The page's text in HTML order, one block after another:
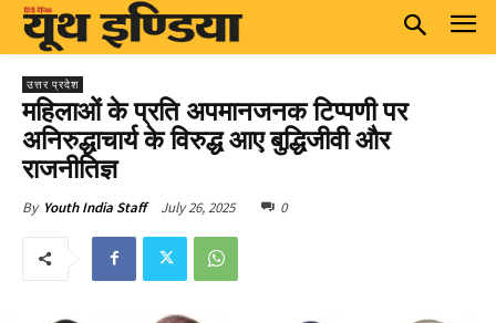
उत्तर प्रदेश
महिलाओं के प्रति अपमानजनक टिप्पणी पर
अनिरुद्धाचार्य के विरुद्ध आए बुद्धिजीवी और
राजनीतिज्ञ
By Youth India Staff July 26, 2025 0